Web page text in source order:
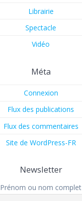
Librairie
Spectacle
Vidéo
Méta
Connexion
Flux des publications
Flux des commentaires
Site de WordPress-FR
Newsletter
Prénom ou nom complet